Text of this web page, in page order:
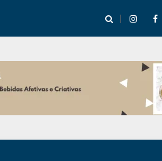
abre mentoria de storytelling com 10